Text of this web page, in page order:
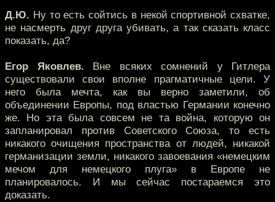
Д.Ю. Ну то есть сойтись в некой спортивной схватке,
не насмерть друг друга убивать, а так сказать класс
показать, да?
Егор Яковлев. Вне всяких сомнений у Гитлера
существовали свои вполне прагматичные цели. У
него была мечта, как вы верно заметили, об
объединении Европы, под властью Германии конечно
же. Но эта была совсем не та война, которую он
запланировал против Советского Союза, то есть
никакого очищения пространства от людей, никакой
германизации земли, никакого завоевания «немецким
мечом для немецкого плуга» в Европе не
планировалось. И мы сейчас постараемся это
доказать.